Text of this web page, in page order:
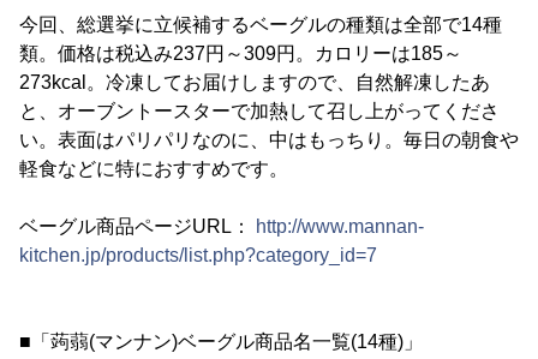
今回、総選挙に立候補するベーグルの種類は全部で14種
類。価格は税込み237円～309円。カロリーは185～
273kcal。冷凍してお届けしますので、自然解凍したあ
と、オーブントースターで加熱して召し上がってくださ
い。表面はパリパリなのに、中はもっちり。毎日の朝食や
軽食などに特におすすめです。
ベーグル商品ページURL：
http://www.mannan-
kitchen.jp/products/list.php?category_id=7
■「蒟蒻(マンナン)ベーグル商品名一覧(14種)」